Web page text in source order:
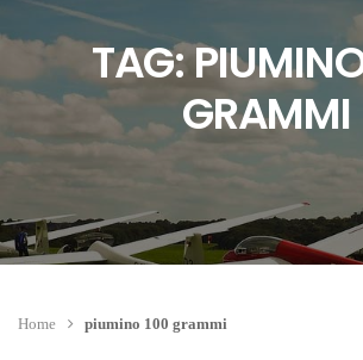
TAG:
GRAMMI
Home piumino 100 grammi